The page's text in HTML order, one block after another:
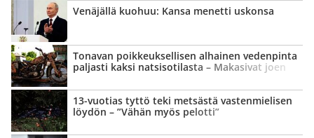
Venäjällä kuohuu: Kansa menetti uskonsa
Tonavan poikkeuk­sellisen alhainen vedenpinta
paljasti kaksi natsisotilasta – Makasivat joen
13-vuotias tyttö teki metsästä vastenmielisen
löydön – ”Vähän myös pelotti”